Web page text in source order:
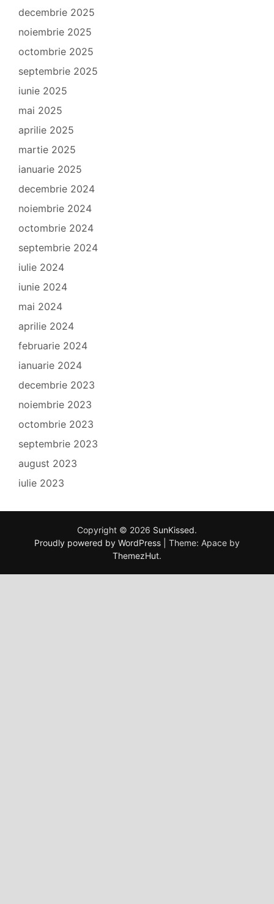
decembrie 2025
noiembrie 2025
octombrie 2025
septembrie 2025
iunie 2025
mai 2025
aprilie 2025
martie 2025
ianuarie 2025
decembrie 2024
noiembrie 2024
octombrie 2024
septembrie 2024
iulie 2024
iunie 2024
mai 2024
aprilie 2024
februarie 2024
ianuarie 2024
decembrie 2023
noiembrie 2023
octombrie 2023
septembrie 2023
august 2023
iulie 2023
Copyright © 2026 SunKissed.
Proudly powered by WordPress
Theme: Apace by
ThemezHut.